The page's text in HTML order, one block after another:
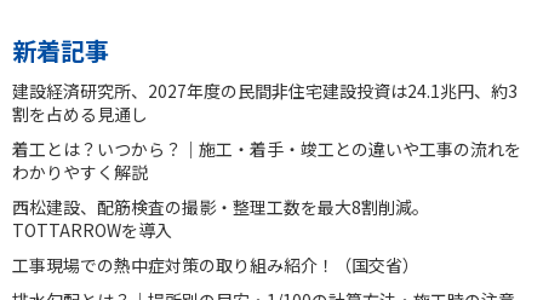
新着記事
建設経済研究所、2027年度の民間非住宅建設投資は24.1兆円、約3
割を占める見通し
着工とは？いつから？｜施工・着手・竣工との違いや工事の流れを
わかりやすく解説
西松建設、配筋検査の撮影・整理工数を最大8割削減。
TOTTARROWを導入
工事現場での熱中症対策の取り組み紹介！（国交省）